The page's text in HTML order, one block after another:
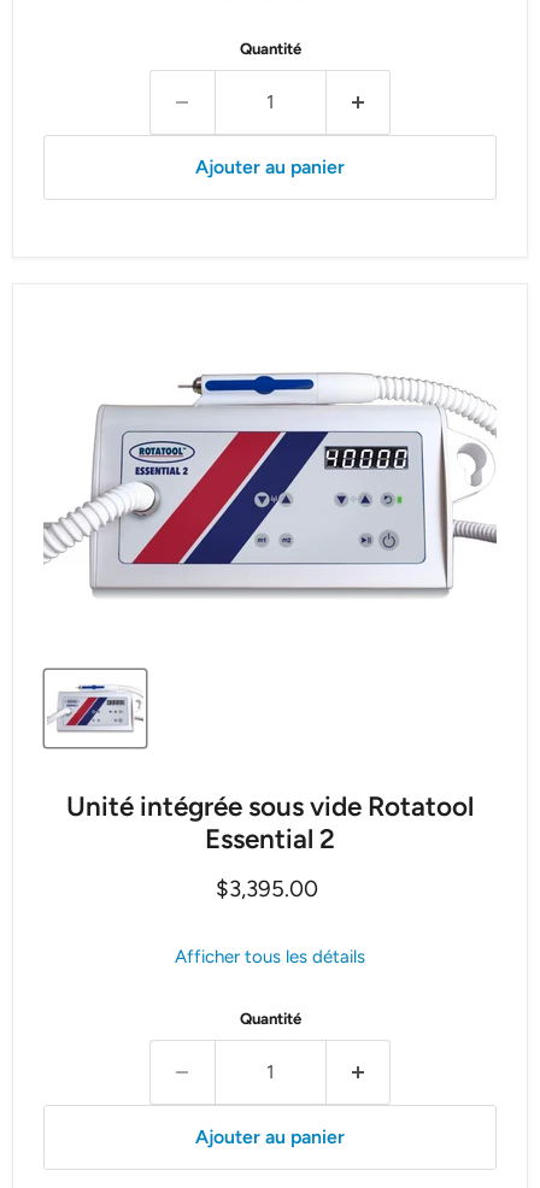
Quantité
Ajouter au panier
Unité intégrée sous vide Rotatool
Essential 2
Prix actuel
$3,395.00
Afficher tous les détails
Quantité
Ajouter au panier